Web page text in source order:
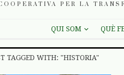
PER LA
QUI SOM QUÈ
TAGGED WITH: "HISTORIA"